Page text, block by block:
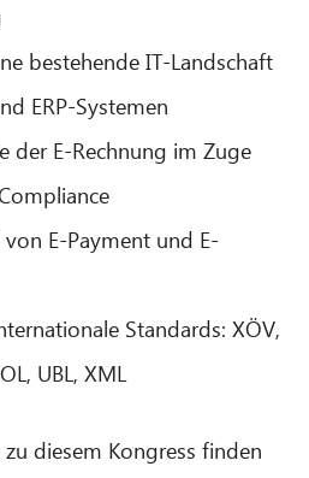
bestehende IT-Landschaft
ERP-Systemen
der E-Rechnung im Zuge
E-Payment und E-
Standards: XÖV,
UBL, XML
diesem Kongress finden